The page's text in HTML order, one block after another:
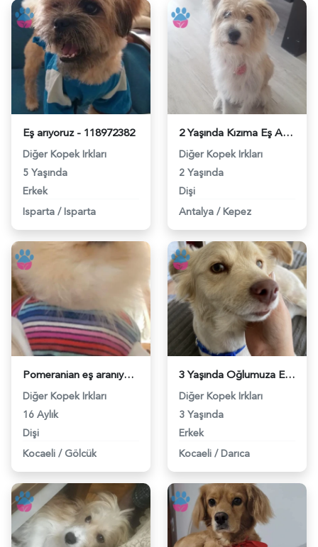
Eş arıyoruz - 118972382
Diğer Kopek Irkları
5 Yaşında
Erkek
Isparta / Isparta
2 Yaşında Kızıma Eş Arıyoruz - 118971161
Diğer Kopek Irkları
2 Yaşında
Dişi
Antalya / Kepez
Pomeranian eş aranıyor - 118969789
Diğer Kopek Irkları
16 Aylık
Dişi
Kocaeli / Gölcük
3 Yaşında Oğlumuza Eş Arıyoruz Kızgınlıkta - 118969186
Diğer Kopek Irkları
3 Yaşında
Erkek
Kocaeli / Darıca